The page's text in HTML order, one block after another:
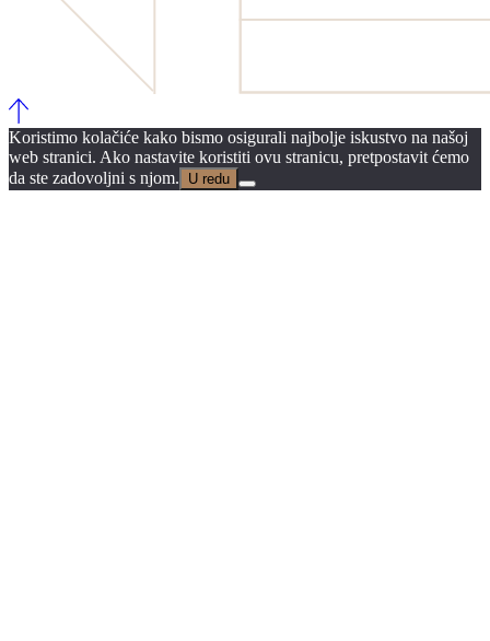
Koristimo kolačiće kako bismo osigurali najbolje iskustvo na našoj
web stranici. Ako nastavite koristiti ovu stranicu, pretpostavit ćemo
da ste zadovoljni s njom.
U redu